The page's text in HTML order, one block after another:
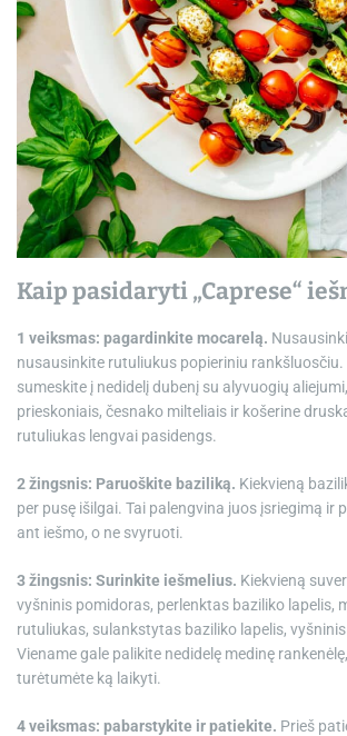
Kaip pasidaryti „Caprese“
1 veiksmas: pagardinkite mocarelą.
nusausinkite rutuliukus popieriniu
sumeskite į nedidelį dubenį su alyvuogių
prieskoniais, česnako milteliais ir košerine
rutuliukas lengvai pasidengs.
2 žingsnis: Paruoškite baziliką. Kiekvieną
per pusę išilgai. Tai palengvina juos įsriegimą ir
ant iešmo, o ne svyruoti.
3 žingsnis: Surinkite iešmelius. Kiekvieną
vyšninis pomidoras, perlenktas baziliko lapelis,
rutuliukas, sulankstytas baziliko lapelis,
Viename gale palikite nedidelę medinę
turėtumėte ką laikyti.
4 veiksmas: pabarstykite ir patiekite. Prieš